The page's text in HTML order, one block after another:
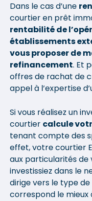
Dans le cas d’une
courtier en prêt
rentabilité de
établissements
vous proposer de
refinancement. Et
offres de rachat de
appel à l’expertise
Si vous réalisez un
courtier calcule
tenant compte des
effet, votre courtier
aux particularités de
investissiez dans le
dirige vers le type
correspond le mieux